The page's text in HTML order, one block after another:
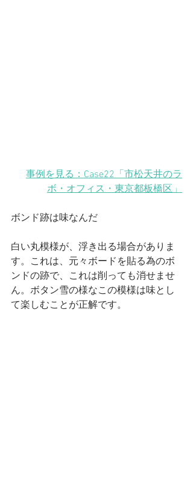
事例を見る：Case22「市松天井のラ
ボ・オフィス・東京都板橋区」
ボンド跡は味なんだ
白い丸模様が、浮き出る場合がありま
す。これは、元々ボードを貼る為のボ
ンドの跡で、これは削っても消せませ
ん。ボタン雪の様なこの模様は味とし
て楽しむことが正解です。